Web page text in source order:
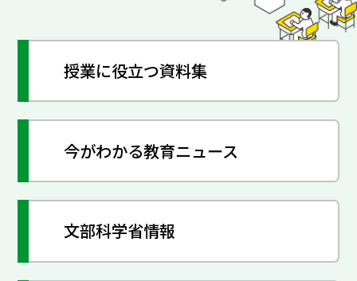
授業に役立つ資料集
今がわかる教育ニュース
文部科学省情報